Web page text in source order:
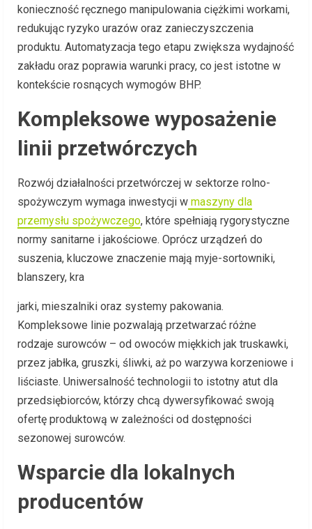
konieczność ręcznego manipulowania ciężkimi workami,
redukując ryzyko urazów oraz zanieczyszczenia
produktu. Automatyzacja tego etapu zwiększa wydajność
zakładu oraz poprawia warunki pracy, co jest istotne w
kontekście rosnących wymogów BHP.
Kompleksowe wyposażenie
linii przetwórczych
Rozwój działalności przetwórczej w sektorze rolno-
spożywczym wymaga inwestycji w maszyny dla
przemysłu spożywczego, które spełniają rygorystyczne
normy sanitarne i jakościowe. Oprócz urządzeń do
suszenia, kluczowe znaczenie mają myje-sortowniki,
blanszery, kra
jarki, mieszalniki oraz systemy pakowania.
Kompleksowe linie pozwalają przetwarzać różne
rodzaje surowców – od owoców miękkich jak truskawki,
przez jabłka, gruszki, śliwki, aż po warzywa korzeniowe i
liściaste. Uniwersalność technologii to istotny atut dla
przedsiębiorców, którzy chcą dywersyfikować swoją
ofertę produktową w zależności od dostępności
sezonowej surowców.
Wsparcie dla lokalnych
producentów